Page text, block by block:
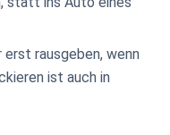
erst rausgeben, wenn
ist auch in